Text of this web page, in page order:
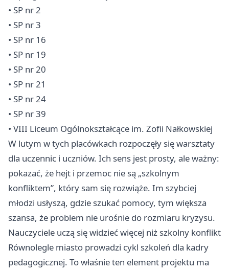
• SP nr 2
• SP nr 3
• SP nr 16
• SP nr 19
• SP nr 20
• SP nr 21
• SP nr 24
• SP nr 39
• VIII Liceum Ogólnokształcące im. Zofii Nałkowskiej
W lutym w tych placówkach rozpoczęły się warsztaty
dla uczennic i uczniów. Ich sens jest prosty, ale ważny:
pokazać, że hejt i przemoc nie są „szkolnym
konfliktem”, który sam się rozwiąże. Im szybciej
młodzi usłyszą, gdzie szukać pomocy, tym większa
szansa, że problem nie urośnie do rozmiaru kryzysu.
Nauczyciele uczą się widzieć więcej niż szkolny konflikt
Równolegle miasto prowadzi cykl szkoleń dla kadry
pedagogicznej. To właśnie ten element projektu ma